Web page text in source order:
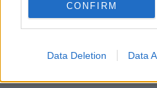
CONFIRM
Data Deletion Data
Cut The Rope
ΔΕΙΤΕ ΟΛΑ ΤΑ GAMES